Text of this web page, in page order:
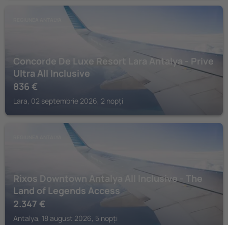
Concorde De Luxe Resort Lara Antalya - Prive
Ultra All Inclusive
836 €
Lara, 02 septembrie 2026, 2 nopți
Rixos Downtown Antalya All Inclusive - The
Land of Legends Access
2.347 €
Antalya, 18 august 2026, 5 nopți